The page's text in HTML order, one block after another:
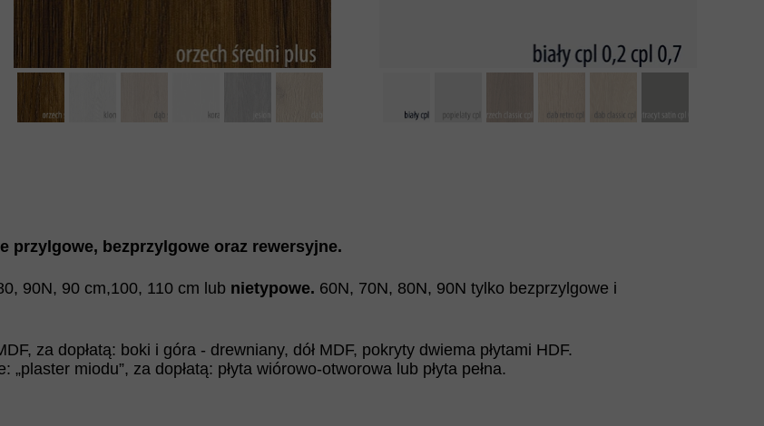
za dopłatą: boki i góra - drewniany, dół MDF, pokryty dwiema płytami HDF.
„plaster miodu”, za dopłatą: płyta wiórowo-otworowa lub płyta pełna.
przylgowe, bezprzylgowe oraz rewersyjne.
90N, 90 cm,100, 110 cm lub nietypowe. 60N, 70N, 80N, 90N tylko bezprzylgowe i